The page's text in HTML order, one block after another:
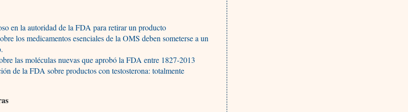
en la autoridad de la FDA para retirar un producto
los medicamentos esenciales de la OMS deben someterse a un
las moléculas nuevas que aprobó la FDA entre 1827-2013
de la FDA sobre productos con testosterona: totalmente